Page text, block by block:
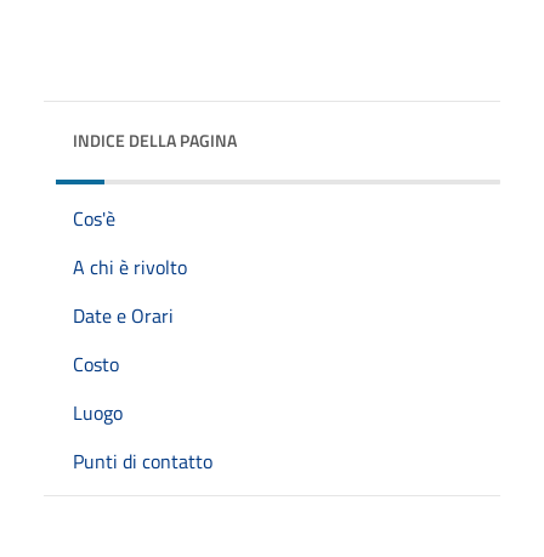
INDICE DELLA PAGINA
Cos'è
A chi è rivolto
Date e Orari
Costo
Luogo
Punti di contatto